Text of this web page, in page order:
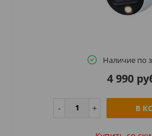
Наличие по
4 990
В